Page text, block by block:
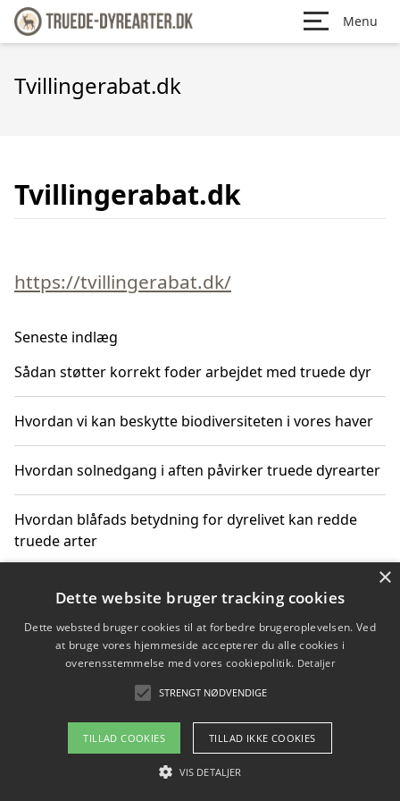
Menu
Tvillingerabat.dk
Tvillingerabat.dk
https://tvillingerabat.dk/
Seneste indlæg
Sådan støtter korrekt foder arbejdet med truede dyr
Hvordan vi kan beskytte biodiversiteten i vores haver
Hvordan solnedgang i aften påvirker truede dyrearter
Hvordan blåfads betydning for dyrelivet kan redde
truede arter
Hvordan kan gaver til unge voksne støtte bevarelsen
Copyright 2026 - Pilanto Aps
Om / kontakt
Blog Betingelser
×
Dette website bruger tracking cookies
Dette websted bruger cookies til at forbedre brugeroplevelsen. Ved
at bruge vores hjemmeside accepterer du alle cookies i
overensstemmelse med vores cookiepolitik. Detaljer
STRENGT NØDVENDIGE
TILLAD COOKIES TILLAD IKKE COOKIES
VIS DETALJER